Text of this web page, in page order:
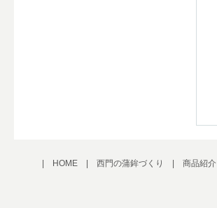
HOME 西門の蒲鉾づくり 商品紹介